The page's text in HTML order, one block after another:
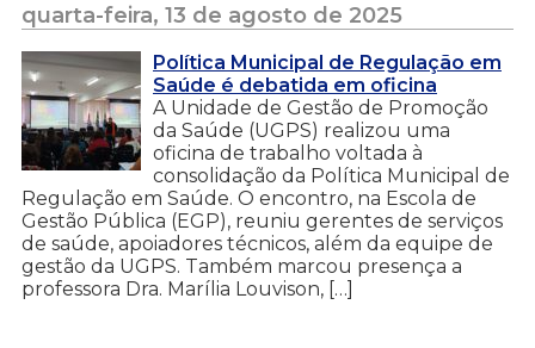
quarta-feira, 13 de agosto de 2025
Política Municipal de Regulação em
Saúde é debatida em oficina
A Unidade de Gestão de Promoção
da Saúde (UGPS) realizou uma
oficina de trabalho voltada à
consolidação da Política Municipal de
Regulação em Saúde. O encontro, na Escola de
Gestão Pública (EGP), reuniu gerentes de serviços
de saúde, apoiadores técnicos, além da equipe de
gestão da UGPS. Também marcou presença a
professora Dra. Marília Louvison, […]